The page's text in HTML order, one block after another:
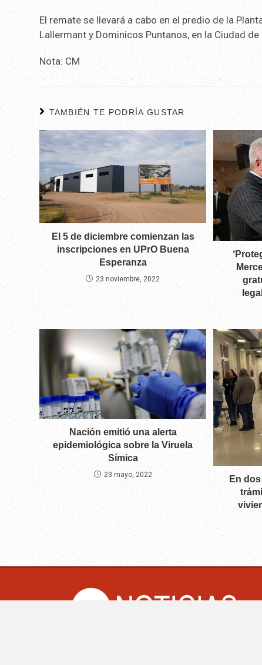
El remate se llevará a cabo en el predio de la
Lallermant y Dominicos Puntanos, en la Ciudad
Nota: CM
TAMBIÉN TE PODRÍA GUSTAR
El 5 de diciembre comienzan las
inscripciones en UPrO Buena
Esperanza
23 noviembre, 2022
Nación emitió una alerta
epidemiológica sobre la Viruela
Símica
23 mayo, 2022
En